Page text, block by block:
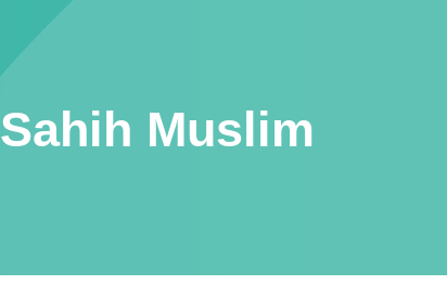
Sahih Muslim